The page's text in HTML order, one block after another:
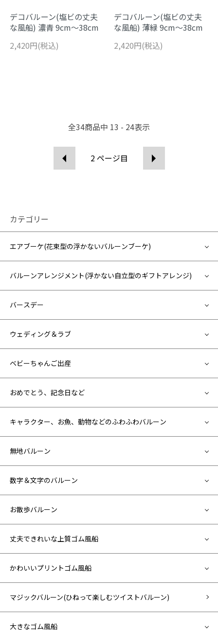
デコバルーン(塩ビの丈夫
な風船) 濃青 9cm～38cm
2,420円(税込)
デコバルーン(塩ビの丈夫
な風船) 薄緑 9cm～38cm
2,420円(税込)
全34商品中 13 - 24表示
2ページ目
カテゴリー
エアブーケ(花束型の浮かないバルーンブーケ)
バルーンアレンジメント(浮かない自立型のギフトアレンジ)
バースデー
ウェディング＆ラブ
ベビーちゃんご出産
おめでとう、記念日など
キャラクター、お魚、動物などのふわふわバルーン
無地バルーン
数字＆文字のバルーン
お散歩バルーン
丈夫できれいな上質ゴム風船
かわいいプリントゴム風船
マジックバルーン(ひねって楽しむツイストバルーン)
大きなゴム風船